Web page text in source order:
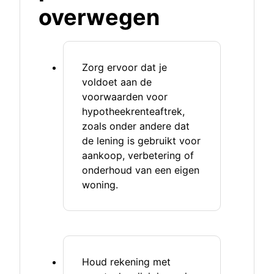
overwegen
Zorg ervoor dat je
voldoet aan de
voorwaarden voor
hypotheekrenteaftrek,
zoals onder andere dat
de lening is gebruikt voor
aankoop, verbetering of
onderhoud van een eigen
woning.
Houd rekening met